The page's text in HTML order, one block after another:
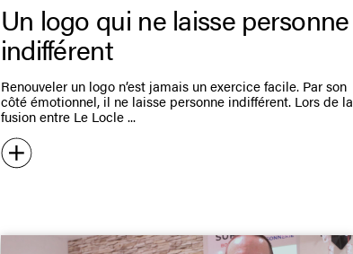
Un logo qui ne laisse personne
indifférent
Renouveler un logo n’est jamais un exercice facile. Par son
côté émotionnel, il ne laisse personne indifférent. Lors de la
fusion entre Le Locle